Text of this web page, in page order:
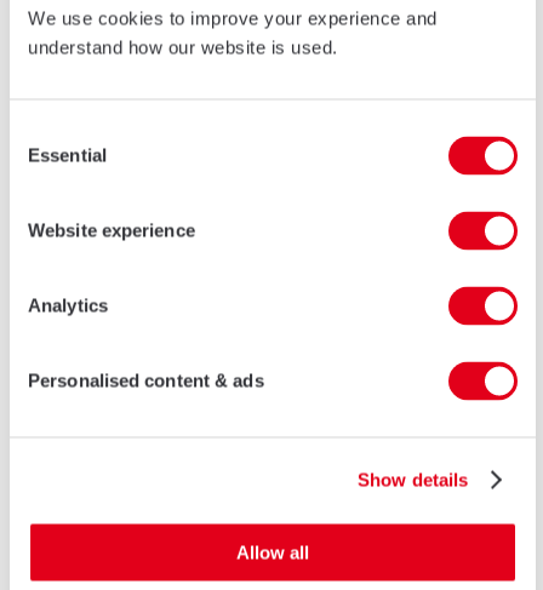
We use cookies to improve your experience and
understand how our website is used.
Selection
Essential
Website experience
Analytics
Personalised content & ads
Show details
Allow all
S141
S141 is het standaard schuifdeursysteem met een strak design. Dit
MEER INFORMATIE